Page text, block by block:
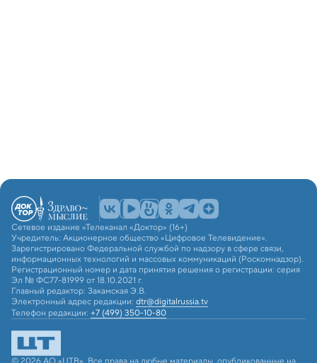
Сетевое издание «Телеканал «Доктор» (16+)
Учредитель: Акционерное общество «Цифровое Телевидение».
Зарегистрировано Федеральной службой по надзору в сфере связи,
информационных технологий и массовых коммуникаций (Роскомнадзор).
Регистрационный номер и дата принятия решения о регистрации: серия
Эл № ФС77-81999 от 18.10.2021 г.
Главный редактор: Закамская Э.В.
Электронный адрес редакции: dtr@digitalrussia.tv
Телефон редакции: +7 (499) 350-10-80
© 2026 АО «ЦТВ». Все права на любые материалы, опубликованные на